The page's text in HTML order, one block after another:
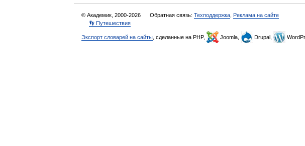
© Академик, 2000-2026 Обратная связь: Техподдержка Реклама на сайте
👣 Путешествия
Экспорт словарей на сайты , сделанные на PHP, Joomla, Drupal,